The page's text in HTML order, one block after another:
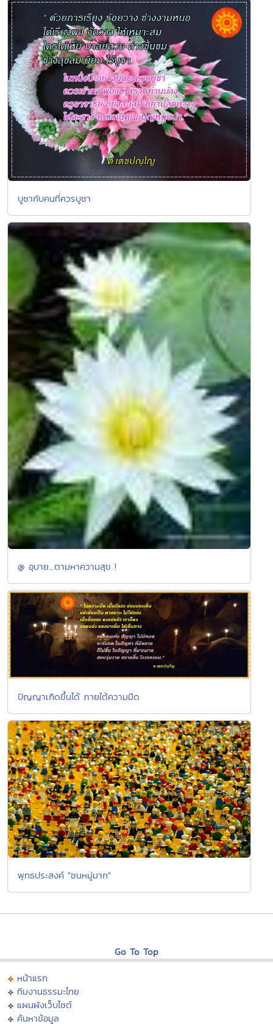
บูชากับคนที่ควรบูชา
@ อุบาย...ตามหาความสุข !
ปัญญาเกิดขึ้นได้ ภายใต้ความมืด
พุทธประสงค์ "ชนหมู่มาก"
Go To Top
หน้าแรก
ทีมงานธรรมะไทย
แผนผังเว็บไซต์
ค้นหาข้อมูล